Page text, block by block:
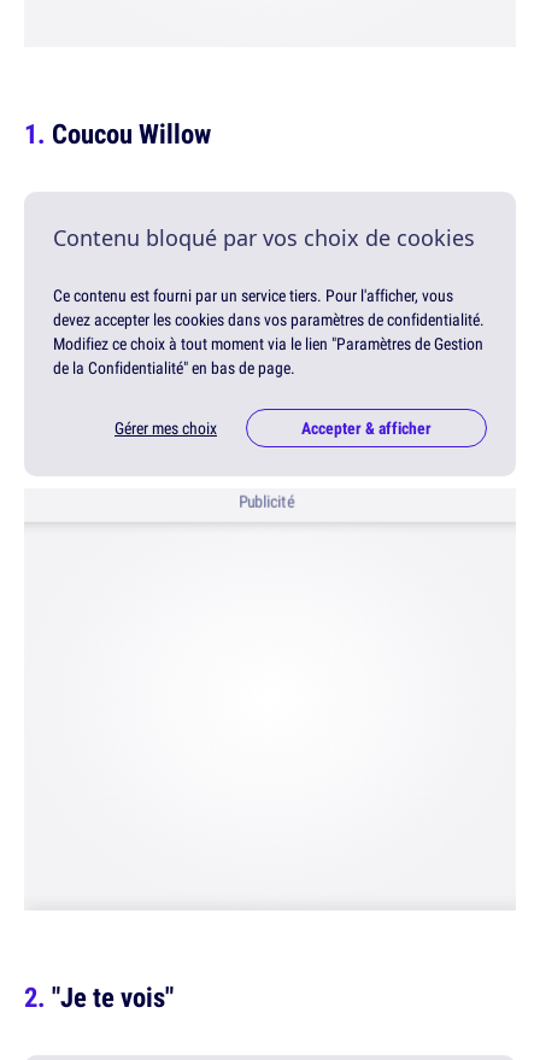
Coucou Willow
Contenu bloqué par vos choix de cookies
Ce contenu est fourni par un service tiers. Pour l'afficher, vous
devez accepter les cookies dans vos paramètres de confidentialité.
Modifiez ce choix à tout moment via le lien "Paramètres de Gestion
de la Confidentialité" en bas de page.
Gérer mes choix Accepter & afficher
Publicité
"Je te vois"